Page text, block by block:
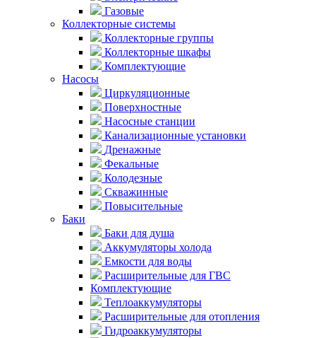
Газовые
Коллекторные системы
Коллекторные группы
Коллекторные шкафы
Комплектующие
Насосы
Циркуляционные
Поверхностные
Насосные станции
Канализационные установки
Дренажные
Фекальные
Колодезные
Скважинные
Повысительные
Баки
Баки для душа
Аккумуляторы холода
Емкости для воды
Расширительные для ГВС
Комплектующие
Теплоаккумуляторы
Расширительные для отопления
Гидроаккумуляторы